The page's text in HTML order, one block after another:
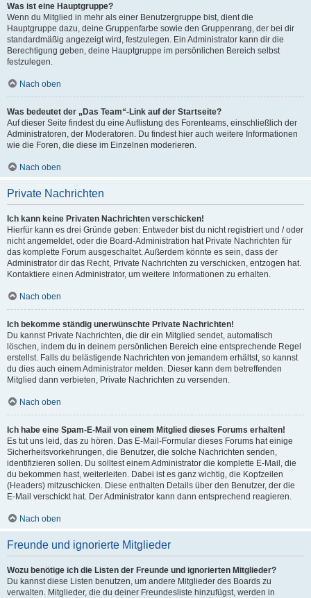
Was ist eine Hauptgruppe?
Wenn du Mitglied in mehr als einer Benutzergruppe bist, dient die
Hauptgruppe dazu, deine Gruppenfarbe sowie den Gruppenrang, der bei dir
standardmäßig angezeigt wird, festzulegen. Ein Administrator kann dir die
Berechtigung geben, deine Hauptgruppe im persönlichen Bereich selbst
festzulegen.
Nach oben
Was bedeutet der „Das Team“-Link auf der Startseite?
Auf dieser Seite findest du eine Auflistung des Forenteams, einschließlich der
Administratoren, der Moderatoren. Du findest hier auch weitere Informationen
wie die Foren, die diese im Einzelnen moderieren.
Nach oben
Private Nachrichten
Ich kann keine Privaten Nachrichten verschicken!
Hierfür kann es drei Gründe geben: Entweder bist du nicht registriert und / oder
nicht angemeldet, oder die Board-Administration hat Private Nachrichten für
das komplette Forum ausgeschaltet. Außerdem könnte es sein, dass der
Administrator dir das Recht, Private Nachrichten zu verschicken, entzogen hat.
Kontaktiere einen Administrator, um weitere Informationen zu erhalten.
Nach oben
Ich bekomme ständig unerwünschte Private Nachrichten!
Du kannst Private Nachrichten, die dir ein Mitglied sendet, automatisch
löschen, indem du in deinem persönlichen Bereich eine entsprechende Regel
erstellst. Falls du belästigende Nachrichten von jemandem erhältst, so kannst
du dies auch einem Administrator melden. Dieser kann dem betreffenden
Mitglied dann verbieten, Private Nachrichten zu versenden.
Nach oben
Ich habe eine Spam-E-Mail von einem Mitglied dieses Forums erhalten!
Es tut uns leid, das zu hören. Das E-Mail-Formular dieses Forums hat einige
Sicherheitsvorkehrungen, die Benutzer, die solche Nachrichten senden,
identifizieren sollen. Du solltest einem Administrator die komplette E-Mail, die
du bekommen hast, weiterleiten. Dabei ist es ganz wichtig, die Kopfzeilen
(Headers) mitzuschicken. Diese enthalten Details über den Benutzer, der die
E-Mail verschickt hat. Der Administrator kann dann entsprechend reagieren.
Nach oben
Freunde und ignorierte Mitglieder
Wozu benötige ich die Listen der Freunde und ignorierten Mitglieder?
Du kannst diese Listen benutzen, um andere Mitglieder des Boards zu
verwalten. Mitglieder, die du deiner Freundesliste hinzufügst, werden in